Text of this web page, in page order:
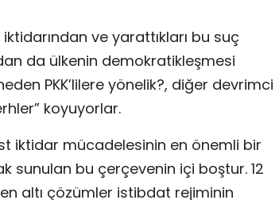
ve yarattıkları bu suç
da ülkenin demokratikleşmesi
PKK’lilere yönelik?, diğer devrimci
koyuyorlar.
iktidar mücadelesinin en önemli bir
sunulan bu çerçevenin içi boştur. 12
altı çözümler istibdat rejiminin